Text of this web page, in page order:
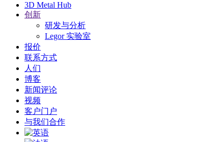
3D Metal Hub
创新
研发与分析
Legor 实验室
报价
联系方式
人们
博客
新闻评论
视频
客户门户
与我们合作